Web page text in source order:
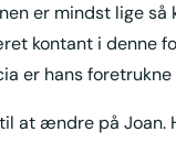
er mindst lige så
kontant i denne
er hans foretrukne
at ændre på Joan.